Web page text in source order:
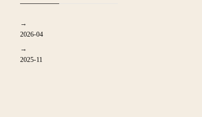
2026-04
2025-11